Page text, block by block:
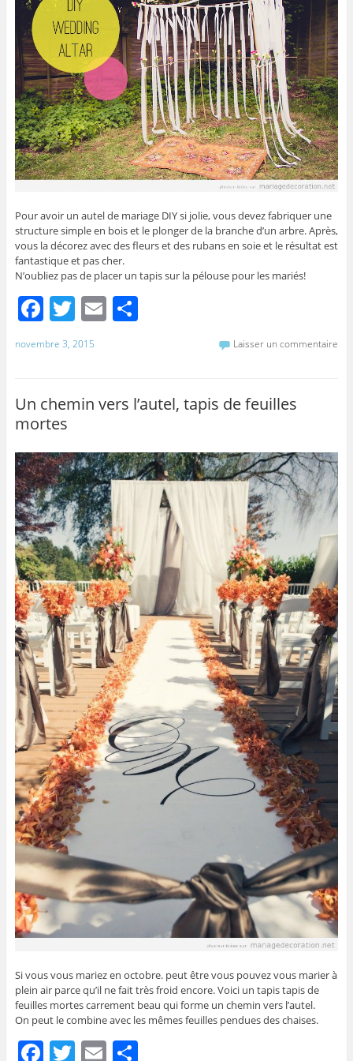
Pour avoir un autel de mariage DIY si jolie, vous devez fabriquer une
structure simple en bois et le plonger de la branche d’un arbre. Après,
vous la décorez avec des fleurs et des rubans en soie et le résultat est
fantastique et pas cher.
N’oubliez pas de placer un tapis sur la pélouse pour les mariés!
F
a
c
b
o
o
k
T
w
itt
E P
er
novembre 3, 2015 Laisser un commentaire
Un chemin vers l’autel, tapis de feuilles
mortes
Si vous vous mariez en octobre. peut être vous pouvez vous marier à
plein air parce qu’il ne fait très froid encore. Voici un tapis tapis de
feuilles mortes carrement beau qui forme un chemin vers l’autel.
On peut le combine avec les mêmes feuilles pendues des chaises.
F T E P